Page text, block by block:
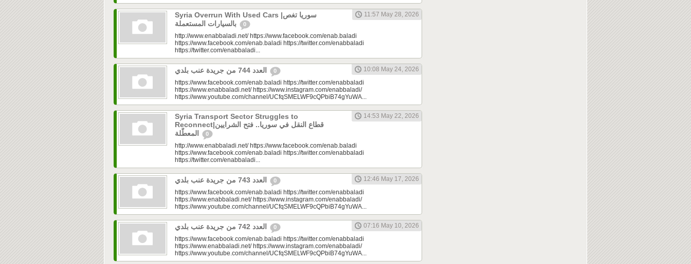
Syria Overrun With Used Cars |سوريا تغص
0
11:57 May 28, 2026
http://www.enabbaladi.net/ https://www.facebook.com/enab.baladi
https://www.facebook.com/enab.baladi https://twitter.com/enabbaladi
https://twitter.com/enabbaladi...
0
10:08 May 24, 2026
https://www.facebook.com/enab.baladi https://twitter.com/enabbaladi
https://www.enabbaladi.net/ https://www.instagram.com/enabbaladi/
https://www.youtube.com/channel/UCfqSMELWF9cQPbiB74gYuWA...
Syria Transport Sector Struggles to
Reconnect|قطاع النقل في سوريا.. فتح الشرايين
0
14:53 May 22, 2026
http://www.enabbaladi.net/ https://www.facebook.com/enab.baladi
https://www.facebook.com/enab.baladi https://twitter.com/enabbaladi
https://twitter.com/enabbaladi...
0
12:46 May 17, 2026
https://www.facebook.com/enab.baladi https://twitter.com/enabbaladi
https://www.enabbaladi.net/ https://www.instagram.com/enabbaladi/
https://www.youtube.com/channel/UCfqSMELWF9cQPbiB74gYuWA...
0
07:16 May 10, 2026
https://www.facebook.com/enab.baladi https://twitter.com/enabbaladi
https://www.enabbaladi.net/ https://www.instagram.com/enabbaladi/
https://www.youtube.com/channel/UCfqSMELWF9cQPbiB74gYuWA...